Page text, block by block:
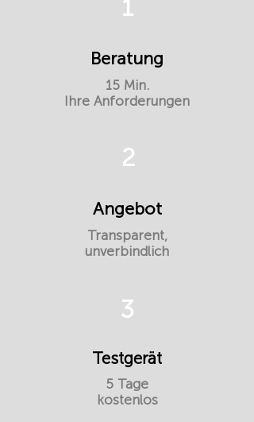
1
Beratung
15 Min.
Ihre Anforderungen
2
Angebot
Transparent,
unverbindlich
3
Testgerät
5 Tage
kostenlos